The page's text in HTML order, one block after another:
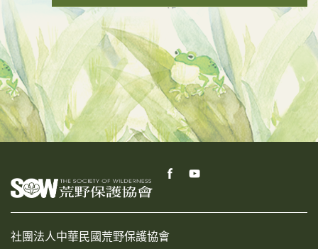
社團法人中華民國荒野保護協會